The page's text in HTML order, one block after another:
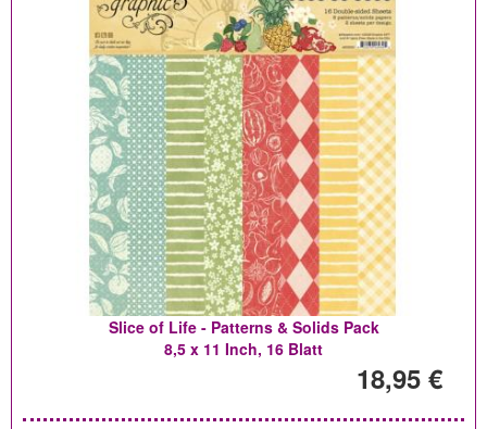
Slice of Life - Patterns & Solids Pack
8,5 x 11 Inch, 16 Blatt
18,95 €